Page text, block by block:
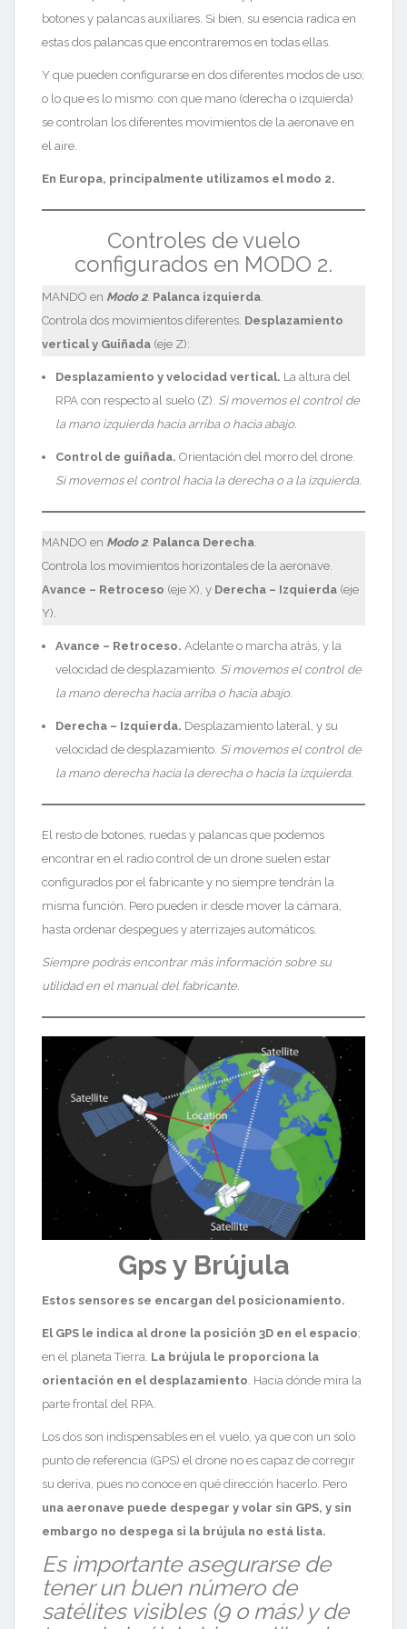
botones y palancas auxiliares. Si bien, su esencia radica en
estas dos palancas que encontraremos en todas ellas.
Y que pueden configurarse en dos diferentes modos de uso;
o lo que es lo mismo: con que mano (derecha o izquierda)
se controlan los diferentes movimientos de la aeronave en
el aire.
En Europa, principalmente utilizamos el modo 2.
Controles de vuelo
configurados en MODO 2.
MANDO en Modo 2. Palanca izquierda
Controla dos movimientos diferentes. Desplazamiento
vertical y Guiñada (eje Z):
Desplazamiento y velocidad vertical. La altura del
RPA con respecto al suelo (Z). Si movemos el control de
la mano izquierda hacia arriba o hacia abajo.
Control de guiñada. Orientación del morro del drone
Si movemos el control hacia laderecha o a la izquierda.
MANDO en Modo 2. Palanca Derecha
Controla los movimientos horizontales de la aeronave.
Avance – Retroceso (eje X), y Derecha – Izquierda (eje
Y).
Avance – Retroceso. Adelante o marcha atrás, y la
velocidad de desplazamiento. Si movemos el control de
la mano derecha hacia arriba o hacia abajo.
Derecha – Izquierda. Desplazamiento lateral, y su
velocidad de desplazamiento. Si movemos el control de
la mano derecha hacia la derecha o hacia la izquierda.
El resto de botones, ruedas y palancas que podemos
encontrar en el radio control de un drone suelen estar
configurados por el fabricante y no siempre tendrán la
misma función. Pero pueden ir desde mover la cámara,
hasta ordenar despegues y aterrizajes automáticos.
Siempre podrás encontrar más información sobre su
utilidad en el manual del fabricante.
Gps y Brújula
Estos sensores se encargan del posicionamiento.
El GPS le indica al drone la posición 3D en el espacio;
en el planeta Tierra. La brújula le proporciona la
orientación en el desplazamiento . Hacia dónde mira la
parte frontal del RPA.
Los dos son indispensables en el vuelo, ya que con un solo
punto de referencia (GPS) el drone no es capaz de corregir
su deriva, pues no conoce en qué dirección hacerlo. Pero
una aeronave puede despegar y volar sin GPS, y sin
embargo no despega si la brújula no está lista.
Es importante asegurarse de
tener un buen número de
satélites visibles (9 o más) y de